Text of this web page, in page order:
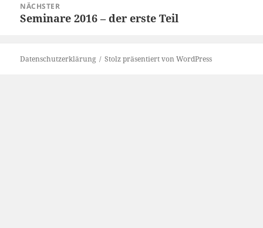
NÄCHSTER
Nächster
Seminare 2016 – der erste Teil
Datenschutzerklärung Stolz präsentiert von WordPress